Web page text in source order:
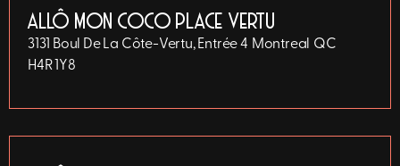
ALLÔ MON COCO PLACE VERTU
3131 Boul De La Côte-Vertu, Entrée 4 Montreal QC
H4R 1Y8